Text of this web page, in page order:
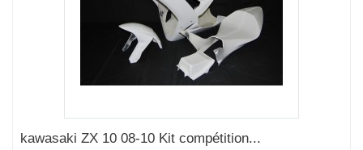
kawasaki ZX 10 08-10 Kit compétition...